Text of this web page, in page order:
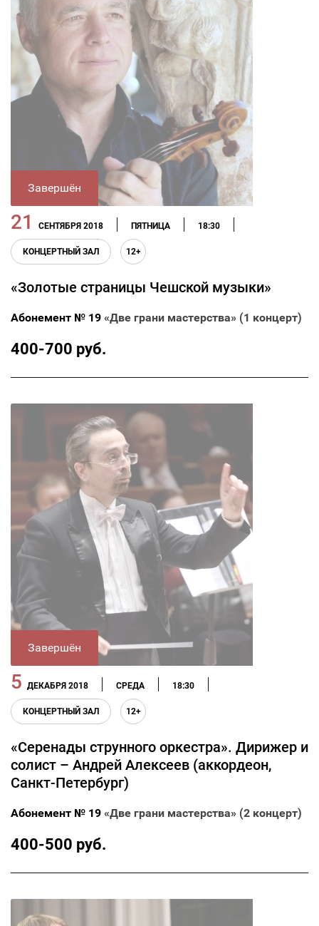
Завершён
21 СЕНТЯБРЯ 2018 ПЯТНИЦА 18:30
КОНЦЕРТНЫЙ ЗАЛ 12+
«Золотые страницы Чешской музыки»
Абонемент № 19 «Две грани мастерства» (1 концерт)
400-700 руб.
Завершён
5 ДЕКАБРЯ 2018 СРЕДА 18:30
КОНЦЕРТНЫЙ ЗАЛ 12+
«Серенады струнного оркестра». Дирижер и
солист – Андрей Алексеев (аккордеон,
Санкт-Петербург)
Абонемент № 19 «Две грани мастерства» (2 концерт)
400-500 руб.